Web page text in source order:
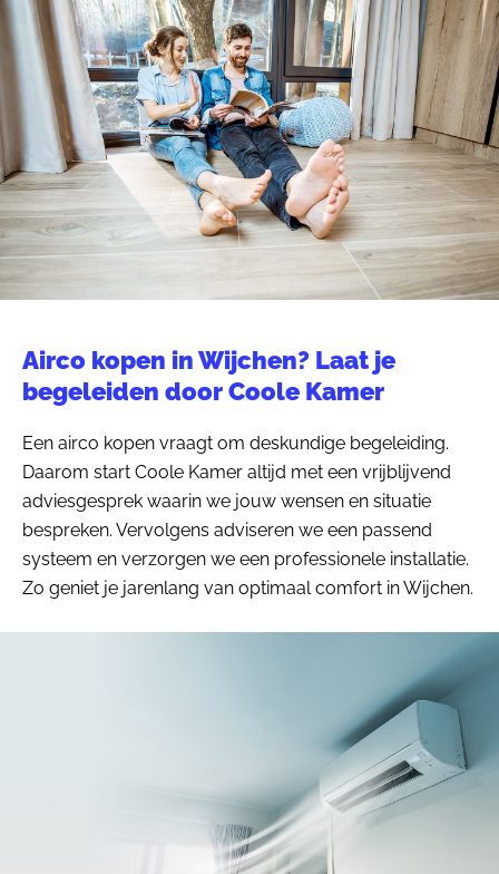
Airco kopen in Wijchen? Laat je
begeleiden door Coole Kamer
Een airco kopen vraagt om deskundige begeleiding.
Daarom start Coole Kamer altijd met een vrijblijvend
adviesgesprek waarin we jouw wensen en situatie
bespreken. Vervolgens adviseren we een passend
systeem en verzorgen we een professionele installatie.
Zo geniet je jarenlang van optimaal comfort in Wijchen.